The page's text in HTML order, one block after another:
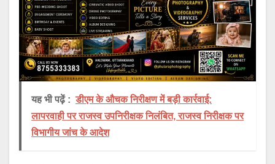
यह भी पढ़ें : डीएम के औचक निरीक्षण में बड़ी कार्रवाई:
लापरवाही पर राजस्व उपनिरीक्षक निलंबित, राजस्व निरीक्षक पर
विभागीय जांच के आदेश